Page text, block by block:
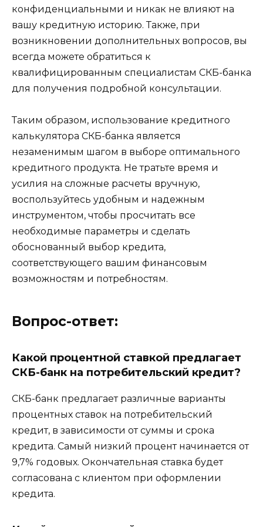
конфиденциальными и никак не влияют на
вашу кредитную историю. Также, при
возникновении дополнительных вопросов, вы
всегда можете обратиться к
квалифицированным специалистам СКБ-банка
для получения подробной консультации.
Таким образом, использование кредитного
калькулятора СКБ-банка является
незаменимым шагом в выборе оптимального
кредитного продукта. Не тратьте время и
усилия на сложные расчеты вручную,
воспользуйтесь удобным и надежным
инструментом, чтобы просчитать все
необходимые параметры и сделать
обоснованный выбор кредита,
соответствующего вашим финансовым
возможностям и потребностям.
Вопрос-ответ:
Какой процентной ставкой предлагает
СКБ-банк на потребительский кредит?
СКБ-банк предлагает различные варианты
процентных ставок на потребительский
кредит, в зависимости от суммы и срока
кредита. Самый низкий процент начинается от
9,7% годовых. Окончательная ставка будет
согласована с клиентом при оформлении
кредита.